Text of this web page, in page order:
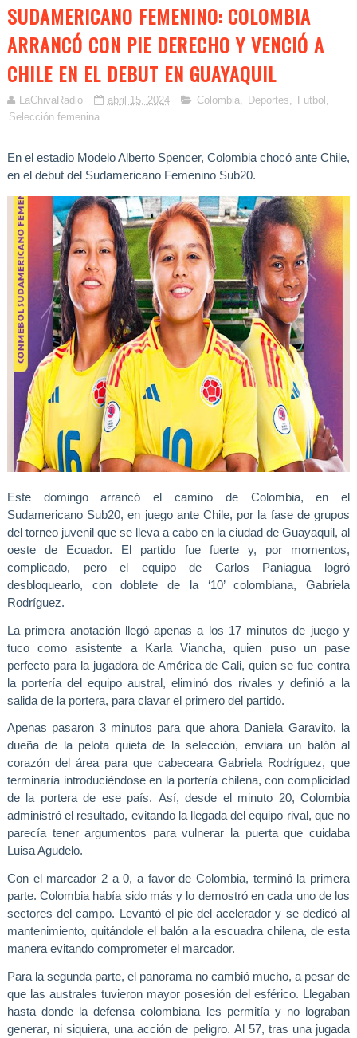
SUDAMERICANO FEMENINO: COLOMBIA
ARRANCÓ CON PIE DERECHO Y VENCIÓ A
CHILE EN EL DEBUT EN GUAYAQUIL
LaChivaRadio abril 15, 2024 Colombia Deportes Futbol
Selección femenina
En el estadio Modelo Alberto Spencer, Colombia chocó ante Chile,
en el debut del Sudamericano Femenino Sub20.
Este domingo arrancó el camino de Colombia, en el
Sudamericano Sub20, en juego ante Chile, por la fase de grupos
del torneo juvenil que se lleva a cabo en la ciudad de Guayaquil, al
oeste de Ecuador. El partido fue fuerte y, por momentos,
complicado, pero el equipo de Carlos Paniagua logró
desbloquearlo, con doblete de la ‘10’ colombiana, Gabriela
Rodríguez.
La primera anotación llegó apenas a los 17 minutos de juego y
tuco como asistente a Karla Viancha, quien puso un pase
perfecto para la jugadora de América de Cali, quien se fue contra
la portería del equipo austral, eliminó dos rivales y definió a la
salida de la portera, para clavar el primero del partido.
Apenas pasaron 3 minutos para que ahora Daniela Garavito, la
dueña de la pelota quieta de la selección, enviara un balón al
corazón del área para que cabeceara Gabriela Rodríguez, que
terminaría introduciéndose en la portería chilena, con complicidad
de la portera de ese país. Así, desde el minuto 20, Colombia
administró el resultado, evitando la llegada del equipo rival, que no
parecía tener argumentos para vulnerar la puerta que cuidaba
Luisa Agudelo.
Con el marcador 2 a 0, a favor de Colombia, terminó la primera
parte. Colombia había sido más y lo demostró en cada uno de los
sectores del campo. Levantó el pie del acelerador y se dedicó al
mantenimiento, quitándole el balón a la escuadra chilena, de esta
manera evitando comprometer el marcador.
Para la segunda parte, el panorama no cambió mucho, a pesar de
que las australes tuvieron mayor posesión del esférico. Llegaban
hasta donde la defensa colombiana les permitía y no lograban
generar, ni siquiera, una acción de peligro. Al 57, tras una jugada